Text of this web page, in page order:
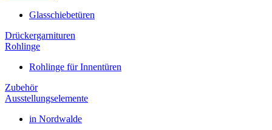
Glasschiebetüren
Drückergarnituren
Rohlinge
Rohlinge für Innentüren
Zubehör
Ausstellungselemente
in Nordwalde